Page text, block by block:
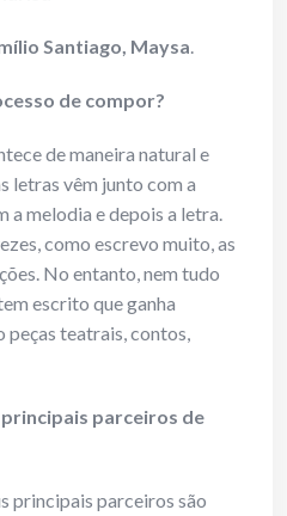
Santiago, Maysa.
de compor?
de maneira natural e
letras vêm junto com a
a melodia e depois a letra.
como escrevo muito, as
No entanto, nem tudo
escrito que ganha
peças teatrais, contos,
principais parceiros de
principais parceiros são